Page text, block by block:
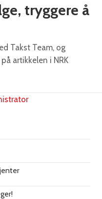
tryggere å
Takst Team, og
artikkelen i NRK